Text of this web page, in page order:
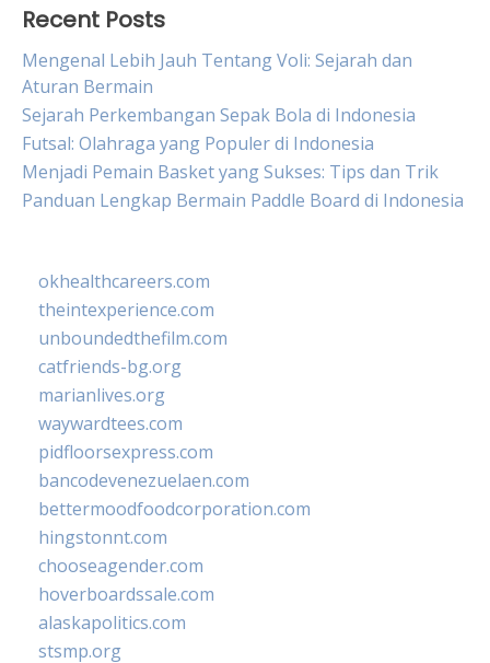
Recent Posts
Mengenal Lebih Jauh Tentang Voli: Sejarah dan
Aturan Bermain
Sejarah Perkembangan Sepak Bola di Indonesia
Futsal: Olahraga yang Populer di Indonesia
Menjadi Pemain Basket yang Sukses: Tips dan Trik
Panduan Lengkap Bermain Paddle Board di Indonesia
okhealthcareers.com
theintexperience.com
unboundedthefilm.com
catfriends-bg.org
marianlives.org
waywardtees.com
pidfloorsexpress.com
bancodevenezuelaen.com
bettermoodfoodcorporation.com
hingstonnt.com
chooseagender.com
hoverboardssale.com
alaskapolitics.com
stsmp.org